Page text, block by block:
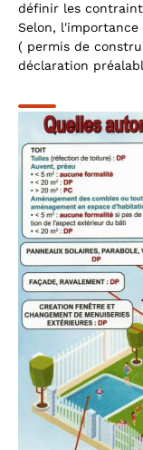
définir les
Selon,
( permis de
déclaration